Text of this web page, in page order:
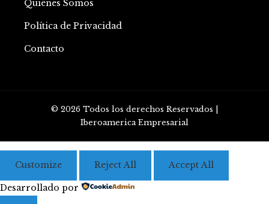
Quiénes Somos
Política de Privacidad
Contacto
© 2026 Todos los derechos Reservados |
Iberoamerica Empresarial
Customize Reject All Accept All
Desarrollado por